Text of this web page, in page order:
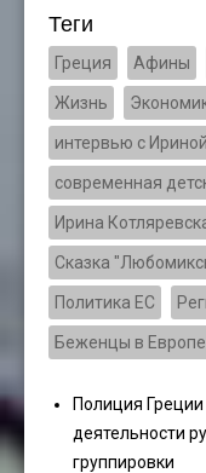
Теги
Греция Афины
Жизнь
интервью с
современная
Ирина
Сказка
Политика ЕС
Беженцы в Европе
Полиция
деятельности
группировки